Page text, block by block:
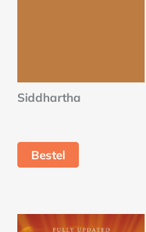
Siddhartha
Bestel